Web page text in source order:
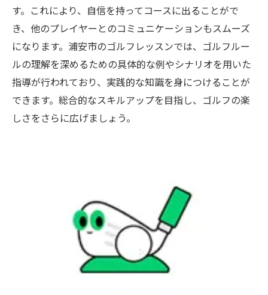
す。これにより、自信を持ってコースに出ることがで
き、他のプレイヤーとのコミュニケーションもスムーズ
になります。浦安市のゴルフレッスンでは、ゴルフルー
ルの理解を深めるための具体的な例やシナリオを用いた
指導が行われており、実践的な知識を身につけることが
できます。総合的なスキルアップを目指し、ゴルフの楽
しさをさらに広げましょう。